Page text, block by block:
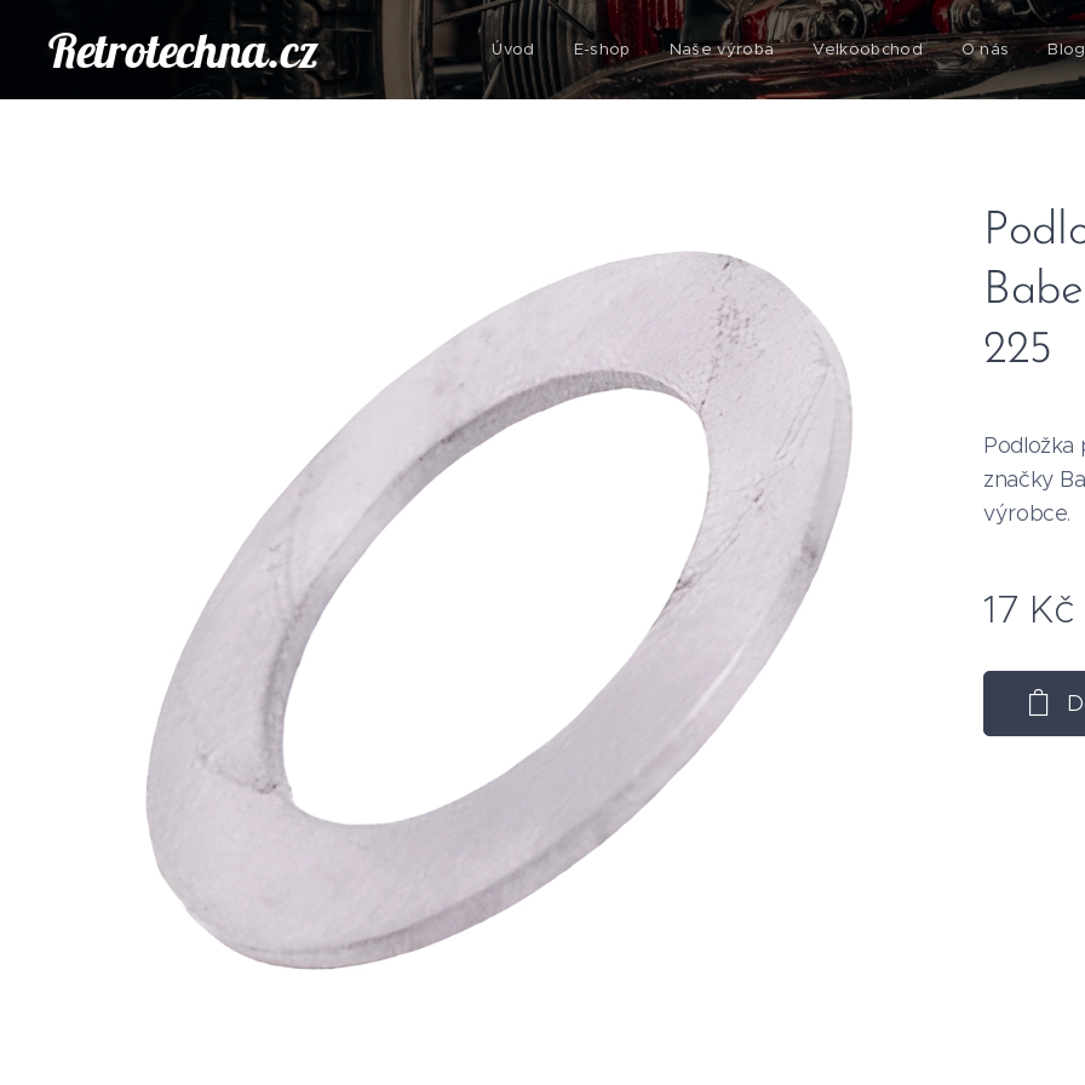
Retrotechna.cz Úvod E-shop Naše výroba Velkoobchod O nás Blog
225
Podložka
značky
výrobce.
17 Kč